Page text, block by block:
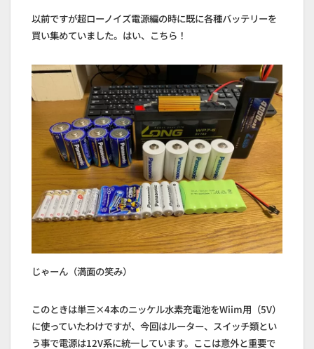
以前ですが超ローノイズ電源編の時に既に各種バッテリーを
買い集めていました。はい、こちら！
じゃーん（満面の笑み）
このときは単三×4本のニッケル水素充電池をWiim用（5V）
に使っていたわけですが、今回はルーター、スイッチ類とい
う事で電源は12V系に統一しています。ここは意外と重要で